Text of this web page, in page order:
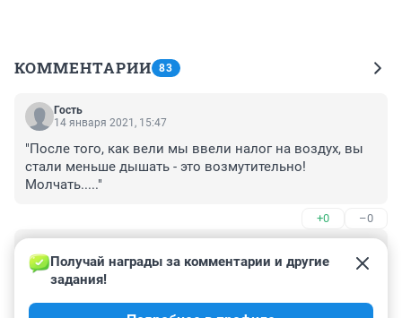
КОММЕНТАРИИ 83
Гость
14 января 2021, 15:47
"После того, как вели мы ввели налог на воздух, вы
стали меньше дышать - это возмутительно!
Молчать....."
+0 –0
14 января 2021, 15:45
Так и надо поступать с безразличными россиянами-
терпилами цены повышать, повышать, желательно на
Получай награды за комментарии и другие
задания!